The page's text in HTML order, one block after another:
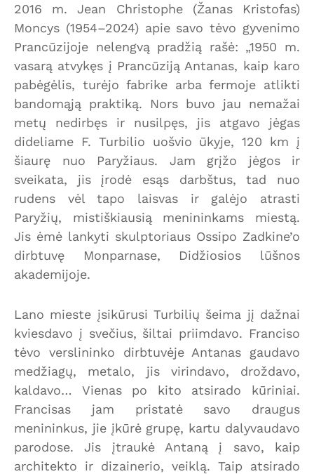
2016 m. Jean Christophe (Žanas Kristofas)
Moncys (1954–2024) apie savo tėvo gyvenimo
Prancūzijoje nelengvą pradžią rašė: „1950 m.
vasarą atvykęs į Prancūziją Antanas, kaip karo
pabėgėlis, turėjo fabrike arba fermoje atlikti
bandomąją praktiką. Nors buvo jau nemažai
metų nedirbęs ir nusilpęs, jis atgavo jėgas
dideliame F. Turbilio uošvio ūkyje, 120 km į
šiaurę nuo Paryžiaus. Jam grįžo jėgos ir
sveikata, jis įrodė esąs darbštus, tad nuo
rudens vėl tapo laisvas ir galėjo atrasti
Paryžių, mistiškiausią menininkams miestą.
Jis ėmė lankyti skulptoriaus Ossipo Zadkine’o
dirbtuvę Monparnase, Didžiosios lūšnos
akademijoje.
Lano mieste įsikūrusi Turbilių šeima jį dažnai
kviesdavo į svečius, šiltai priimdavo. Franciso
tėvo verslininko dirbtuvėje Antanas gaudavo
medžiagų, metalo, jis virindavo, droždavo,
kaldavo… Vienas po kito atsirado kūriniai.
Francisas jam pristatė savo draugus
menininkus, jie įkūrė grupę, kartu dalyvaudavo
parodose. Jis įtraukė Antaną į savo, kaip
architekto ir dizainerio, veiklą. Taip atsirado